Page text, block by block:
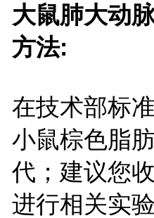
大鼠肺大动
方法:
在技术部标
小鼠棕色脂
代；建议您
进行相关实验